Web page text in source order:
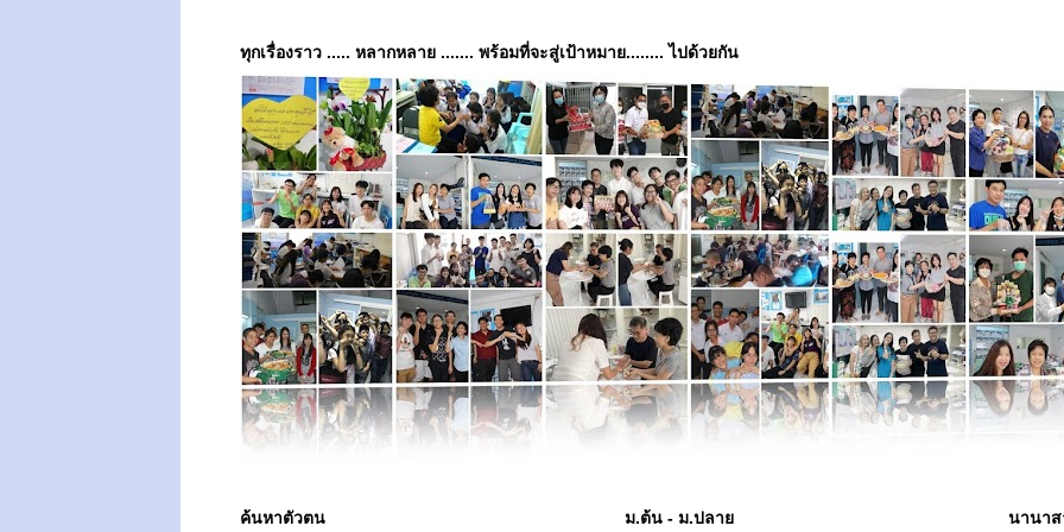
ทุกเรื่องราว ..... หลากหลาย ....... พร้อมที่จะสู่เป้าหมาย........ ไปด้วยกัน
ค้นหาตัวตน ม.ต้น - ม.ปลาย นานาส